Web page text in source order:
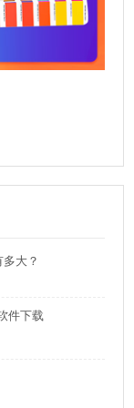
大？
件下载